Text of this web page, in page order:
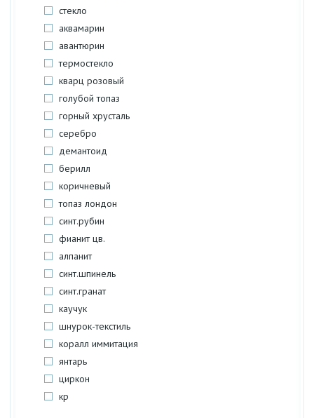
стекло
аквамарин
авантюрин
термостекло
кварц розовый
голубой топаз
горный хрусталь
серебро
демантоид
берилл
коричневый
топаз лондон
синт.рубин
фианит цв.
алпанит
синт.шпинель
синт.гранат
каучук
шнурок-текстиль
коралл иммитация
янтарь
циркон
кр